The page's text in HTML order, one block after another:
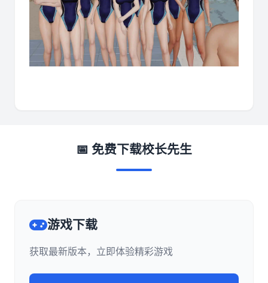
📅 免费下载校长先生
游戏下载
获取最新版本，立即体验精彩游戏